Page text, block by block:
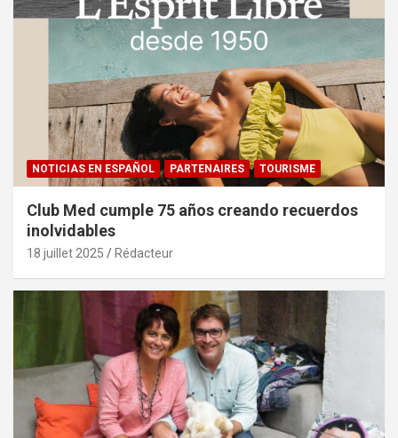
NOTICIAS EN ESPAÑOL PARTENAIRES TOURISME
Club Med cumple 75 años creando recuerdos
inolvidables
18 juillet 2025 Rédacteur